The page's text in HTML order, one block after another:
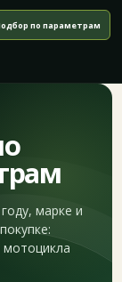
по параметрам
марке и
мотоцикла